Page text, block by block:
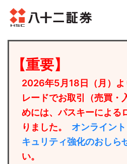
【重要】
2026年5月18日（月）よ
レードでお取引（売買・
めには、パスキーによる
りました。 オンライン
キュリティ強化のおしら
い。